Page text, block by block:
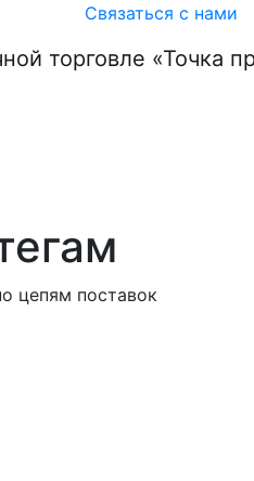
Связаться с нами
цепям поставок